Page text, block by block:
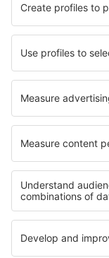
KLM
SAS
Turkish Airlines
Air Baltic
Tietoa eSkysta
Sopimusehdot
Omat varaukset
Tietosuojakäytäntö
Tuki ja yhteystiedot
Yksityisyys